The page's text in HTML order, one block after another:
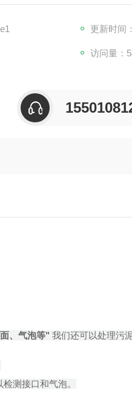
了传统电容型的缺点。更新时间
访问量：
、气泡等" 我们还可以处理污
测接口和气泡。